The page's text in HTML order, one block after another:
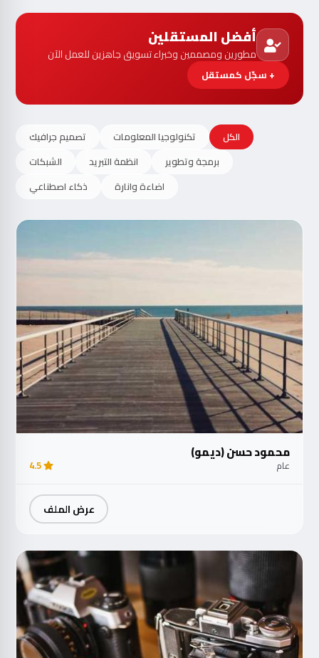
أفضل المستقلين
مطورين ومصممين وخبراء تسويق جاهزين للعمل الآن
+ سجّل كمستقل
الكل تكنولوجيا المعلومات
تصميم جرافيك
برمجة وتطوير
انظمة التبريد
الشبكات
اضاءة وانارة
ذكاء اصطناعي
محمود حسن (ديمو)
عام 4.5
عرض الملف